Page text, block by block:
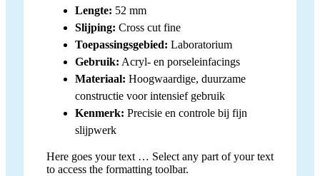
Lengte: 52 mm
Slijping: Cross cut fine
Toepassingsgebied: Laboratorium
Gebruik: Acryl- en porseleinfacings
Materiaal: Hoogwaardige, duurzame
constructie voor intensief gebruik
Kenmerk: Precisie en controle bij fijn
slijpwerk
Here goes your text … Select any part of your text
to access the formatting toolbar.